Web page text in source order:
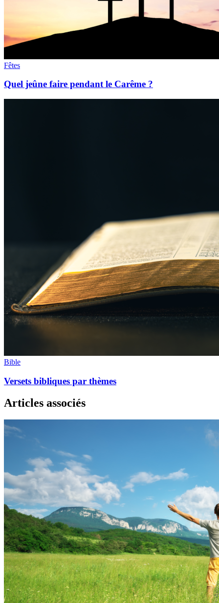
Fêtes
Quel jeûne faire pendant le Carême ?
Bible
Versets bibliques par thèmes
Articles associés